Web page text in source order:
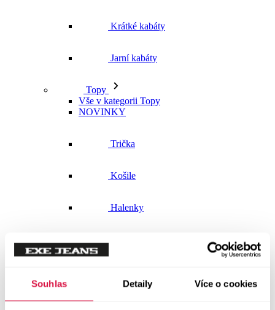
Souhlas Detaily Více o cookies
Krátké kabáty
Jarní kabáty
Topy
Vše v kategorii Topy
NOVINKY
Trička
Košile
Halenky
Vše v kategorii Svetry a mikiny